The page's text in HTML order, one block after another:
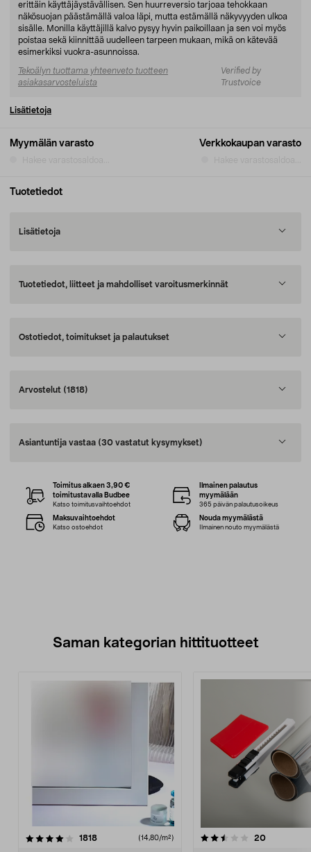
Myymälän varasto Verkkokaupan varasto
erittäin käyttäjäystävällisen. Sen huurreversio tarjoaa tehokkaan
näkösuojan päästämällä valoa läpi, mutta estämällä näkyvyyden ulkoa
sisälle. Monilla käyttäjillä kalvo pysyy hyvin paikoillaan ja sen voi myös
poistaa sekä kiinnittää uudelleen tarpeen mukaan, mikä on kätevää
esimerkiksi vuokra-asunnoissa.
Tekoälyn tuottama yhteenveto tuotteen
asiakasarvosteluista
Verified by
Trustvoice
Lisätietoja
Tuotetiedot
Lisätietoja
Tuotetiedot, liitteet ja mahdolliset varoitusmerkinnät
Ostotiedot, toimitukset ja palautukset
Arvostelut (1818)
Asiantuntija vastaa (30 vastatut kysymykset)
Toimitus alkaen 3,90 €
toimitustavalla Budbee
Katso toimitusvaihtoehdot
Ilmainen palautus
myymälään
365 päivän palautusoikeus
Maksuvaihtoehdot
Katso ostoehdot
Nouda myymälästä
Ilmainen nouto myymälästä
Saman kategorian hittituotteet
1818arvostelut (14,80/m²)
2.5 viidestä
20arvostelut
2.5 viidestä